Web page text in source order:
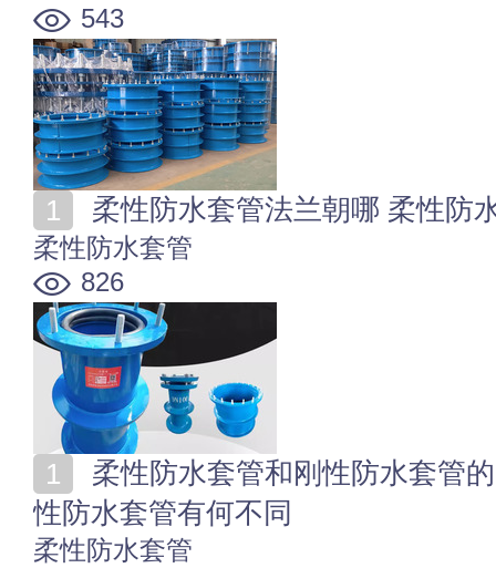
543
柔性防水套管法兰朝哪 柔性防
柔性防水套管
826
性防水套管有何不同
柔性防水套管